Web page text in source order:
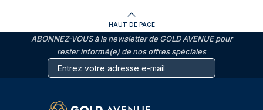
HAUT DE PAGE
ABONNEZ-VOUS à la newsletter de GOLD AVENUE pour
rester informé(e) de nos offres spéciales